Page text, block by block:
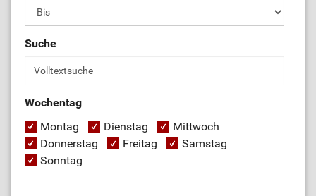
Suche
Wochentag
Montag
Dienstag
Mittwoch
Donnerstag
Freitag
Samstag
Sonntag